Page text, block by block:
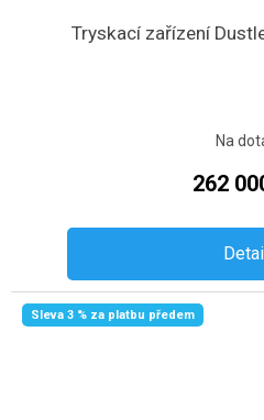
Tryskací zařízení
Na
262
Detail
Sleva 3 % za platbu předem